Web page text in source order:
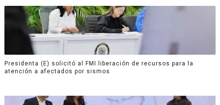
Presidenta (E) solicitó al FMI liberación de recursos para la
atención a afectados por sismos